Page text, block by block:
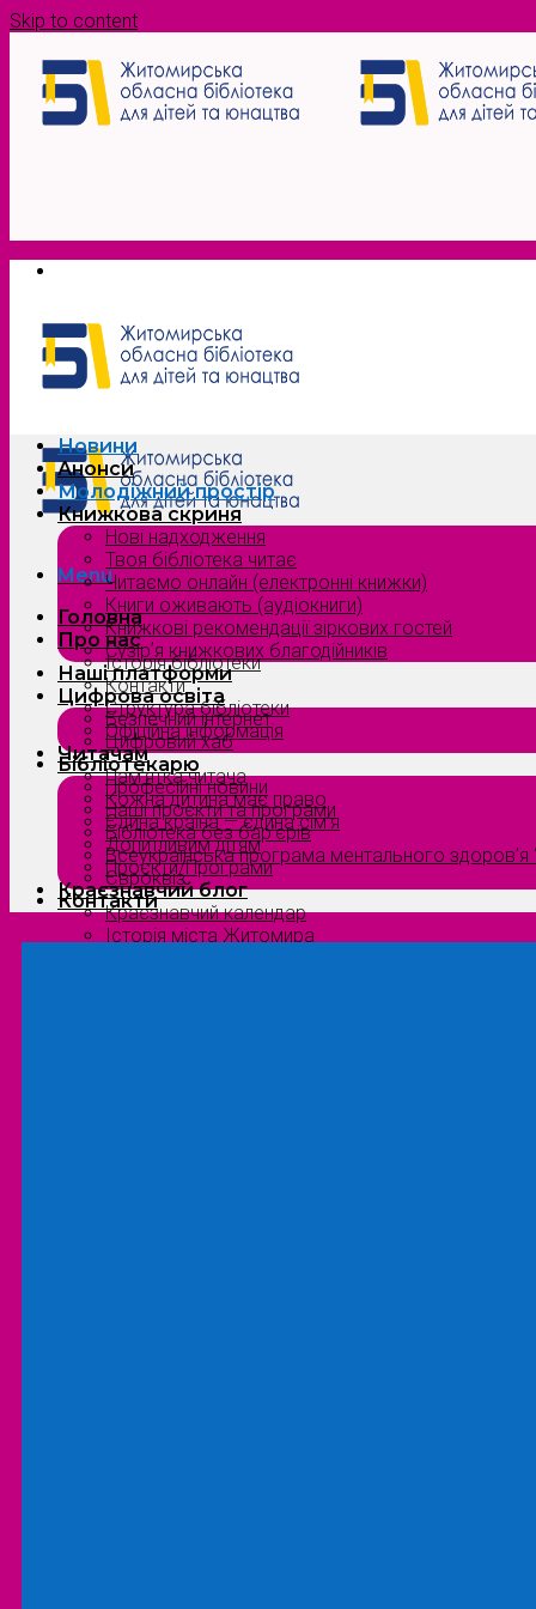
Skip to content
Menu
Головна
Про нас
Історія бібліотеки
Контакти
Структура бібліотеки
Офіційна інформація
Читачам
Пам’ятка читача
Кожна дитина має право
Єдина країна — єдина сім’я
Допитливим дітям
Проєкти/Програми
Краєзнавчий блог
Краєзнавчий календар
Історія міста Житомира
Новини
Анонси
Молодіжний простір
Книжкова скриня
Нові надходження
Твоя бібліотека читає
Читаємо онлайн (електронні книжки)
Книги оживають (аудіокниги)
Книжкові рекомендації зіркових гостей
Сузірʼя книжкових благодійників
Наші платформи
Цифрова освіта
Безпечний інтернет
Цифровий хаб
Бібліотекарю
Професійні новини
Наші проєкти та програми
Бібліотека без бар’єрів
Всеукраїнська програма ментального здоров’я
Євроквіз
Контакти